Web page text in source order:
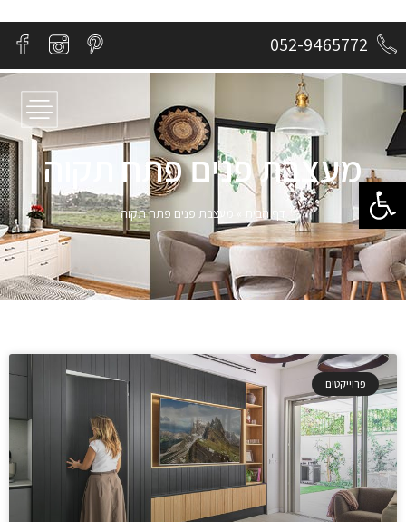
פתח סרגל נגישות
052-9465772
מעצבת פנים פתח תקוה
דף הבית מעצבת פנים פתח תקוה
פרוייקטים